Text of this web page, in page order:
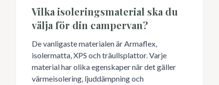
Vilka isoleringsmaterial ska du
välja för din campervan?
De vanligaste materialen är Armaflex,
isolermatta, XPS och träullsplattor. Varje
material har olika egenskaper när det gäller
värmeisolering, ljuddämpning och